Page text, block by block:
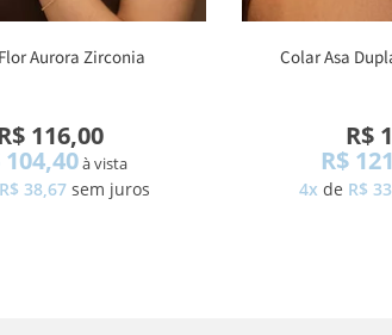
Aurora Zirconia
116,00
104,40à vista
R$ 38,67 sem juros
Colar Asa
R$
R$
4x de R$